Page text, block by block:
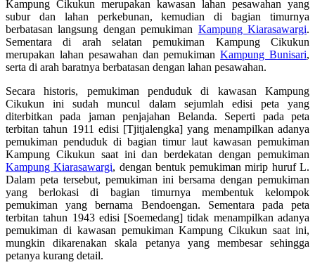
Kampung Cikukun merupakan kawasan lahan pesawahan yang
subur dan lahan perkebunan, kemudian di bagian timurnya
berbatasan langsung dengan pemukiman Kampung Kiarasawargi.
Sementara di arah selatan pemukiman Kampung Cikukun
merupakan lahan pesawahan dan pemukimanKampung Bunisari,
serta di arah baratnya berbatasan dengan lahan pesawahan.
Secara historis, pemukiman penduduk di kawasan Kampung
Cikukun ini sudah muncul dalam sejumlah edisi peta yang
diterbitkan pada jaman penjajahan Belanda. Seperti pada peta
terbitan tahun 1911 edisi [Tjitjalengka] yang menampilkan adanya
pemukiman penduduk di bagian timur laut kawasan pemukiman
Kampung Cikukun saat ini dan berdekatan dengan pemukiman
Kampung Kiarasawargi, dengan bentuk pemukiman mirip huruf L.
Dalam peta tersebut, pemukiman ini bersama dengan pemukiman
yang berlokasi di bagian timurnya membentuk kelompok
pemukiman yang bernama Bendoengan. Sementara pada peta
terbitan tahun 1943 edisi [Soemedang] tidak menampilkan adanya
pemukiman di kawasan pemukiman Kampung Cikukun saat ini,
mungkin dikarenakan skala petanya yang membesar sehingga
petanya kurang detail.